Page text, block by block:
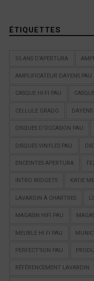
ÉTIQUETTES
35 ANS D'APERTURA
AMPLIFICATEUR DAYENS PAU
CASQUE HI-FI PAU
CELLULE GRADO DAYENS
DISQUES D'OCCASION PAU
DISQUES VINYLES PAU
ENCEINTES APERTURA
INTRO WIDGETS KATIE
LAVARDIN À CHARTRES
MAGASIN HIFI PAU
MEUBLE HI FI PAU
PERFECT'SON PAU
RÉFÉRENCEMENT LAVARDIN